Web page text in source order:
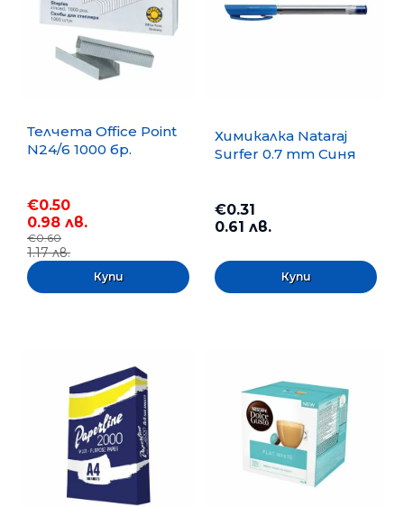
Телчета Office Point
N24/6 1000 бр.
€0.50
0.98 лв.
€0.60
1.17 лв.
Химикалка Nataraj
Surfer 0.7 mm Синя
€0.31
0.61 лв.